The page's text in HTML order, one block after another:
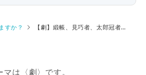
すか？ 【劇】緞帳、見巧者、太郎冠者、馬脚
は〈劇〉です。